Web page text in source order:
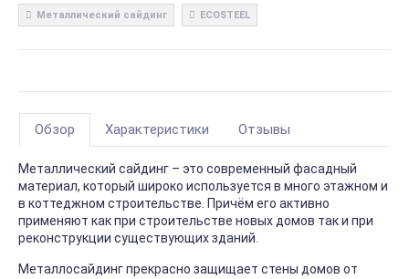
Металлический сайдинг ECOSTEEL
Обзор Характеристики Отзывы
Металлический сайдинг – это современный фасадный
материал, который широко используется в много этажном и
в коттеджном строительстве. Причём его активно
применяют как при строительстве новых домов так и при
реконструкции существующих зданий.
Металлосайдинг прекрасно защищает стены домов от